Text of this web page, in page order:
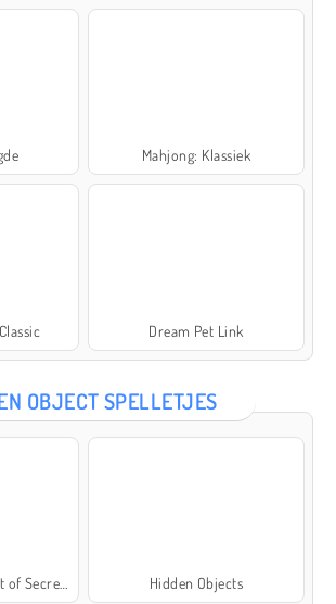
Mahjong: Klassiek
Dream Pet Link
OBJECT SPELLETJES
Hidden Objects